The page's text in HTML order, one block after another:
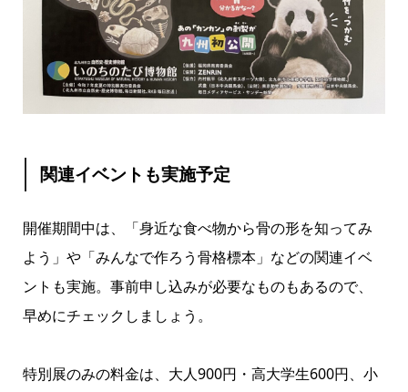
関連イベントも実施予定
開催期間中は、「身近な食べ物から骨の形を知ってみ
よう」や「みんなで作ろう骨格標本」などの関連イベ
ントも実施。事前申し込みが必要なものもあるので、
早めにチェックしましょう。
特別展のみの料金は、大人900円・高大学生600円、小